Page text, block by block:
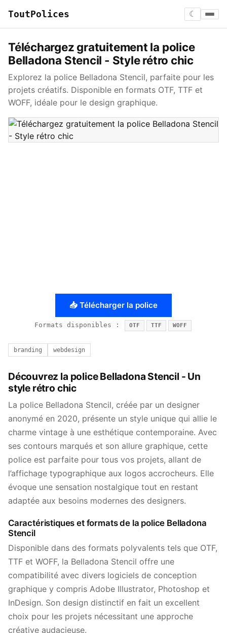
ToutPolices ☾
Téléchargez gratuitement la police
Belladona Stencil - Style rétro chic
Explorez la police Belladona Stencil, parfaite pour les
projets créatifs. Disponible en formats OTF, TTF et
WOFF, idéale pour le design graphique.
📥 Télécharger la police
Formats disponibles : OTF TTF WOFF
branding webdesign
Découvrez la police Belladona Stencil - Un
style rétro chic
La police Belladona Stencil, créée par un designer
anonymé en 2020, présente un style unique qui allie le
charme vintage à une esthétique contemporaine. Avec
ses contours marqués et son allure graphique, cette
police est parfaite pour tous vos projets, allant de
l’affichage typographique aux logos accrocheurs. Elle
évoque une sensation nostalgique tout en restant
adaptée aux besoins modernes des designers.
Caractéristiques et formats de la police Belladona
Stencil
Disponible dans des formats polyvalents tels que OTF,
TTF et WOFF, la Belladona Stencil offre une
compatibilité avec divers logiciels de conception
graphique y compris Adobe Illustrator, Photoshop et
InDesign. Son design distinctif en fait un excellent
choix pour les projets nécessitant une approche
créative audacieuse.